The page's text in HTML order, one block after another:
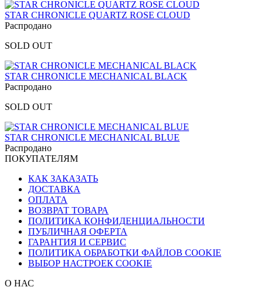
STAR CHRONICLE QUARTZ ROSE CLOUD
Распродано
SOLD OUT
STAR CHRONICLE MECHANICAL BLACK
Распродано
SOLD OUT
STAR CHRONICLE MECHANICAL BLUE
Распродано
ПОКУПАТЕЛЯМ
КАК ЗАКАЗАТЬ
ДОСТАВКА
ОПЛАТА
ВОЗВРАТ ТОВАРА
ПОЛИТИКА КОНФИДЕНЦИАЛЬНОСТИ
ПУБЛИЧНАЯ ОФЕРТА
ГАРАНТИЯ И СЕРВИС
ПОЛИТИКА ОБРАБОТКИ ФАЙЛОВ COOKIE
ВЫБОР НАСТРОЕК COOKIE
О НАС